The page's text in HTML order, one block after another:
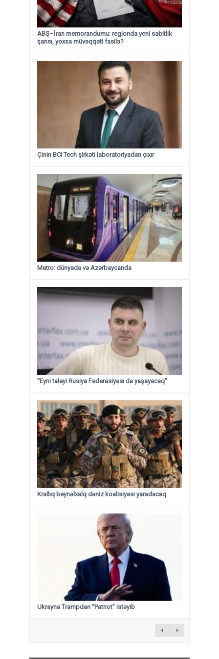
ABŞ–İran memorandumu: regionda yeni sabitlik
şansı, yoxsa müvəqqəti fasilə?
Çinin BCI Tech şirkəti laboratoriyadan çıxır
Metro: dünyada və Azərbaycanda
“Eyni taleyi Rusiya Federasiyası da yaşayacaq”
Krallıq beynəlxalq dəniz koalisiyası yaradacaq
Ukrayna Trampdan “Patriot” istəyib